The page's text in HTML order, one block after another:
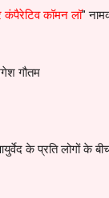
कॉमन लॉ"
गौतम
के प्रति लोगों के